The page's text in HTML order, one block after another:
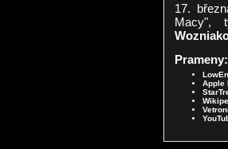
17.
Macy",
Prameny:
Apple